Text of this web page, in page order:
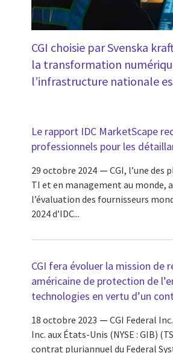
CGI choisie par Svenska
la transformation
l’infrastructure nationale
Le rapport IDC MarketScape
professionnels pour les
29 octobre 2024
CGI, l’une des
TI et en management au monde,
l’évaluation des fournisseurs
2024 d’IDC...
CGI fera évoluer la mission de
américaine de protection de
technologies en vertu d’un
18 octobre 2023
CGI Federal
Inc. aux États-Unis (NYSE : GIB)
contrat pluriannuel du Federal